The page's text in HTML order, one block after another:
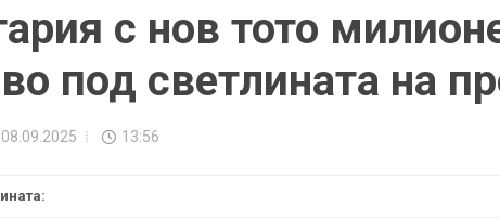
с нов тото
под светлината на
08.09.2025 13:56